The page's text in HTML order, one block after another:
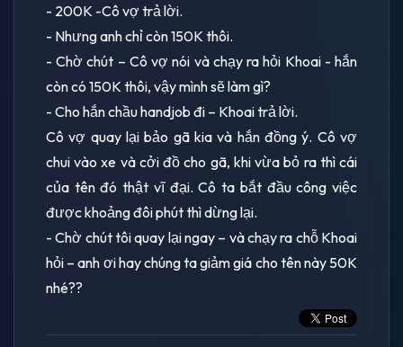
- 200K -Cô vợ trả lời.
- Nhưng anh chỉ còn 150K thôi.
- Chờ chút – Cô vợ nói và chạy ra hỏi Khoai - hắn
còn có 150K thôi, vậy mình sẽ làm gì?
- Cho hắn chầu handjob đi – Khoai trả lời.
Cô vợ quay lại bảo gã kia và hắn đồng ý. Cô vợ
chui vào xe và cởi đồ cho gã, khi vừa bỏ ra thì cái
của tên đó thật vĩ đại. Cô ta bắt đầu công việc
được khoảng đôi phút thì dừng lại.
- Chờ chút tôi quay lại ngay – và chạy ra chỗ Khoai
hỏi – anh ơi hay chúng ta giảm giá cho tên này 50K
nhé??